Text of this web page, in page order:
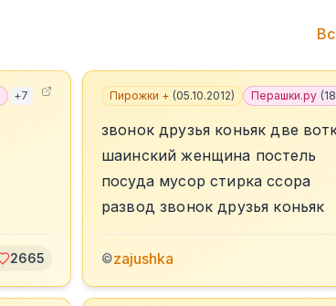
+7
2665
Пирожки + (05.10.2012) Перашки.ру (
звонок друзья коньяк две
шаинский женщина постель
посуда мусор стирка ссора
развод звонок друзья коньяк
©zajushka